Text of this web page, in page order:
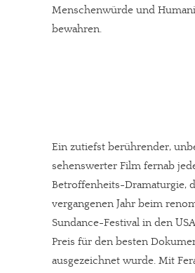
Menschenwürde und
bewahren.
Ein zutiefst berührender,
sehenswerter Film fernab
Betroffenheits-Dramaturgie,
vergangenen Jahr beim
Sundance-Festival in den
Preis für den besten
ausgezeichnet wurde. Mit